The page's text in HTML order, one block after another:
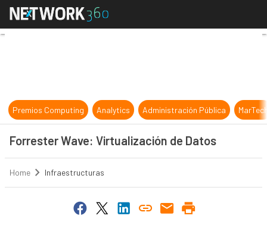
Forrester Wave: Virtualización de
Premios Computing Analytics Administración Pública
Forrester Wave: Virtualización de Datos
Home Infraestructuras